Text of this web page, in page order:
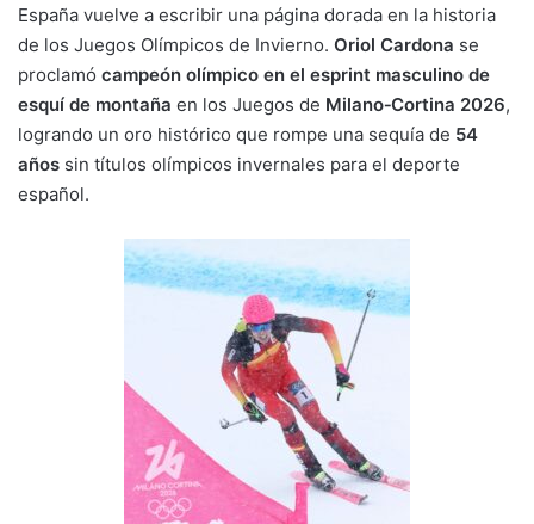
y
Li
n
k
l
e
b
o
o
k
s
A
p
p
gr
a
m
p
ar
tir
España vuelve a escribir una página dorada en la historia
de los Juegos Olímpicos de Invierno. Oriol Cardona se
proclamó campeón olímpico en el esprint masculino de
esquí de montaña en los Juegos de Milano‑Cortina 2026,
logrando un oro histórico que rompe una sequía de 54
años sin títulos olímpicos invernales para el deporte
español.